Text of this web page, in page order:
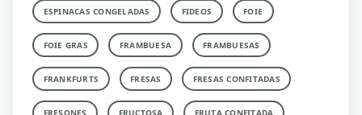
ESPINACAS CONGELADAS FIDEOS FOIE
FOIE GRAS FRAMBUESA FRAMBUESAS
FRANKFURTS FRESAS FRESAS CONFITADAS
FRESONES FRUCTOSA FRUTA CONFITADA